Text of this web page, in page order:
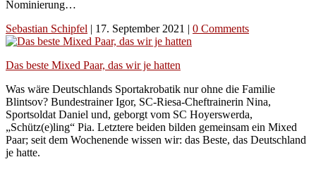
Nominierung…
Sebastian Schipfel | 17. September 2021 | 0 Comments
Das beste Mixed Paar, das wir je hatten
Was wäre Deutschlands Sportakrobatik nur ohne die Familie
Blintsov? Bundestrainer Igor, SC-Riesa-Cheftrainerin Nina,
Sportsoldat Daniel und, geborgt vom SC Hoyerswerda,
„Schütz(e)ling“ Pia. Letztere beiden bilden gemeinsam ein Mixed
Paar; seit dem Wochenende wissen wir: das Beste, das Deutschland
je hatte.